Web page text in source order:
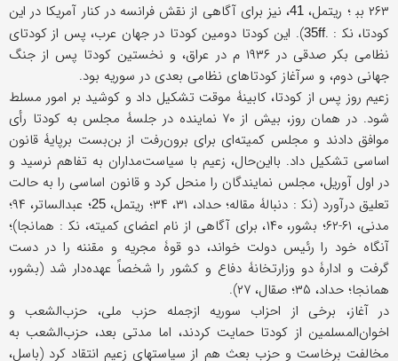
۲۶۳ بب‍ ؛ ریتمل،
41، نیز برای آگاهی از نقش فرانسه در کنار آمریکا در این
کودتا، نک‍ : .35ff). این کودتا دومین کودتا در جهان عرب، پس از کودتای
نظامی بکر صدقی در ۱۹۳۶ م در عراق، و نخستین کودتا پس از جنگ
جهانی دوم، و سرآغاز کودتاهای نظامی بعدی در سوریه بود.
زعیم روز پس از کودتا، کابینۀ موقت تشکیل داد و کوشید بر امور مسلط
شود. در همان روز، بیش از ۷۰ نماینده در جلسۀ مجلس به کودتا رأی
موافق دادند و مجلس کمیته‌ای برای برون‌رفت از بن‌بست برپایۀ قانون
اساسی تشکیل داد. بااین‌حال، زعیم با سیاست‌مداران به تفاهم نرسید و
در اول آوریل، مجلس نمایندگان را منحل کرد و قانون اساسی را به حالت
تعلیق درآورد (نک‍ : دنبالۀ مقاله؛ حداد، ۳۱، ۳۴؛ ریتمل،
25
؛ عبدالساتر، ۹۴؛
مدنی، ۶۱-۶۲؛ بشور، ۱۴۰، برای آگاهی از نام اعضای کمیته، نک‍ : همانجا)؛
آنگاه خود را رئیس دولت خواند، دو قوۀ مجریه و مقننه را در دست
گرفت و ادارۀ دو وزارتخانۀ دفاع و کشور را شخصاً عهده‌دار شد (بشور،
همانجا؛ حداد، ۳۵؛ صقال، ۲۷).
در آغاز، برخی از احزاب سوریه ازجمله حزب ملی، حزب‌الشعب و
اخوان‌المسلمین از کودتا حمایت کردند، اما مدتی بعد، حزب‌الشعب به
مخالفت برخاست و حزب بعث هم از سیاستهای زعیم انتقاد کرد (باسل،